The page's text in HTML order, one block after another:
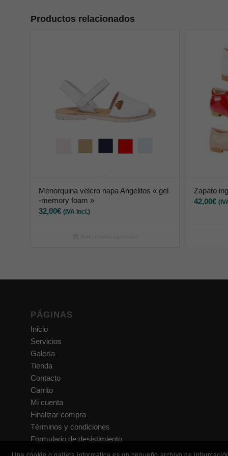
Productos relacionados
Menorquina velcro napa Angelitos « gel
-memory foam »
32,00€ (IVA incl.)
Zapato
42,00€
PÁGINAS
Inicio
Servicios
Galería
Tienda
Contacto
Carrito
Mi cuenta
Finalizar compra
Términos y condiciones
Formulario de desistimiento
Aviso legal